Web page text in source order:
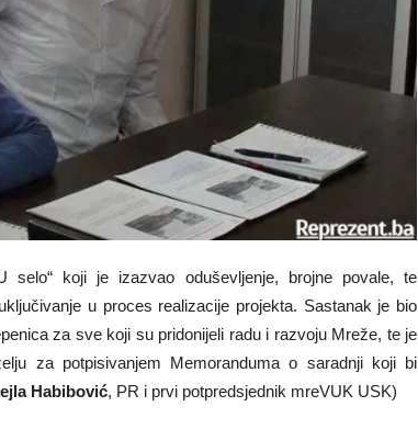
selo“ koji je izazvao oduševljenje, brojne povale, te
u proces realizacije projekta. Sastanak je bio
za sve koji su pridonijeli radu i razvoju Mreže, te je
za potpisivanjem Memoranduma o saradnji koji bi
Habibović, PR i prvi potpredsjednik mreVUK USK)